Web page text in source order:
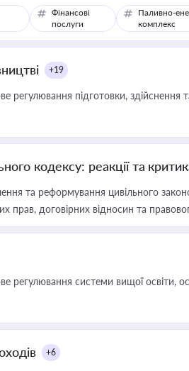
Фінансові
послуги
Паливно-
комплекс
+19
регулювання підготовки, здійснення
кодексу: реакції та
та реформування цивільного
прав, договірних відносин та
регулювання системи вищої освіти,
+6